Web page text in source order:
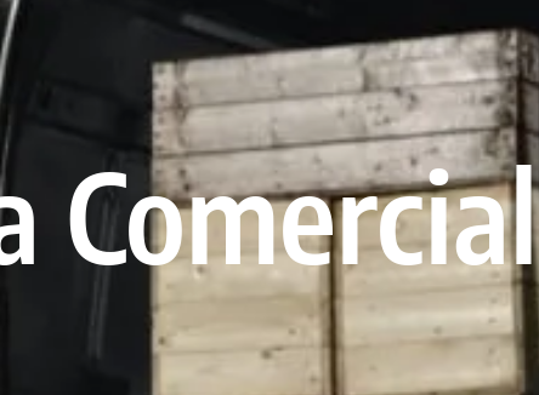
Comercial